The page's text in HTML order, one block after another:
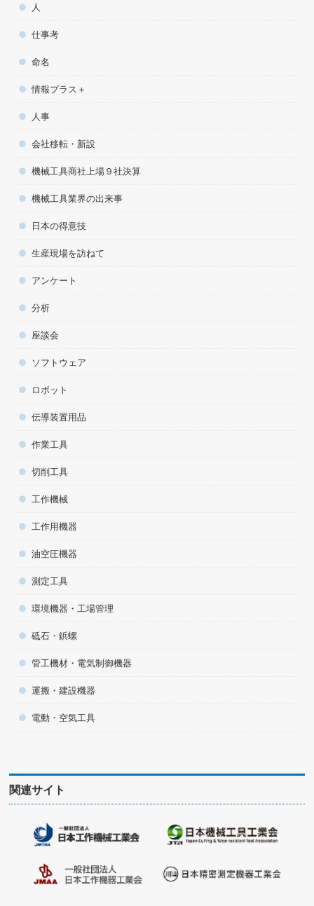
人
仕事考
命名
情報プラス＋
人事
会社移転・新設
機械工具商社上場９社決算
機械工具業界の出来事
日本の得意技
生産現場を訪ねて
アンケート
分析
座談会
ソフトウェア
ロボット
伝導装置用品
作業工具
切削工具
工作機械
工作用機器
油空圧機器
測定工具
環境機器・工場管理
砥石・鋲螺
管工機材・電気制御機器
運搬・建設機器
電動・空気工具
関連サイト